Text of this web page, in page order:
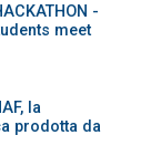
-
meet
la
prodotta da